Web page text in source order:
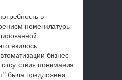
в
номенклатуры
явилось
бизнес-
понимания
была предложена